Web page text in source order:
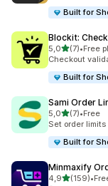
Built for
Blockit:
5,0/ 5 tähteä
(7)
7 arvostelua
•Free
Checkout
Built for
Sami Order
5,0/ 5 tähteä
(7)
7 arvostelua
•Free
Set order
Built for
Minmaxify
4,9/ 5 tähteä
(159)
159 arvostelua
•